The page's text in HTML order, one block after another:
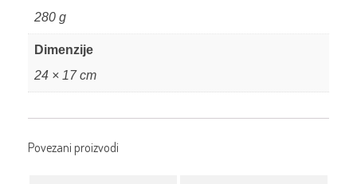
280 g
Dimenzije
24 × 17 cm
Povezani proizvodi